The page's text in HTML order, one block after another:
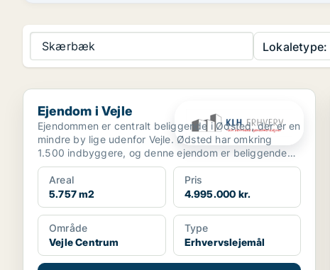
Skærbæk Lokaletype:
Ejendom i Vejle
Ejendom i Vejle
Ejendommen er centralt beliggende i Ødsted, der er en
mindre by lige udenfor Vejle. Ødsted har omkring
1.500 indbyggere, og denne ejendom er beliggende
midt ...
Areal
5.757 m2
Pris
4.995.000 kr.
Område
Vejle Centrum
Type
Erhvervslejemål